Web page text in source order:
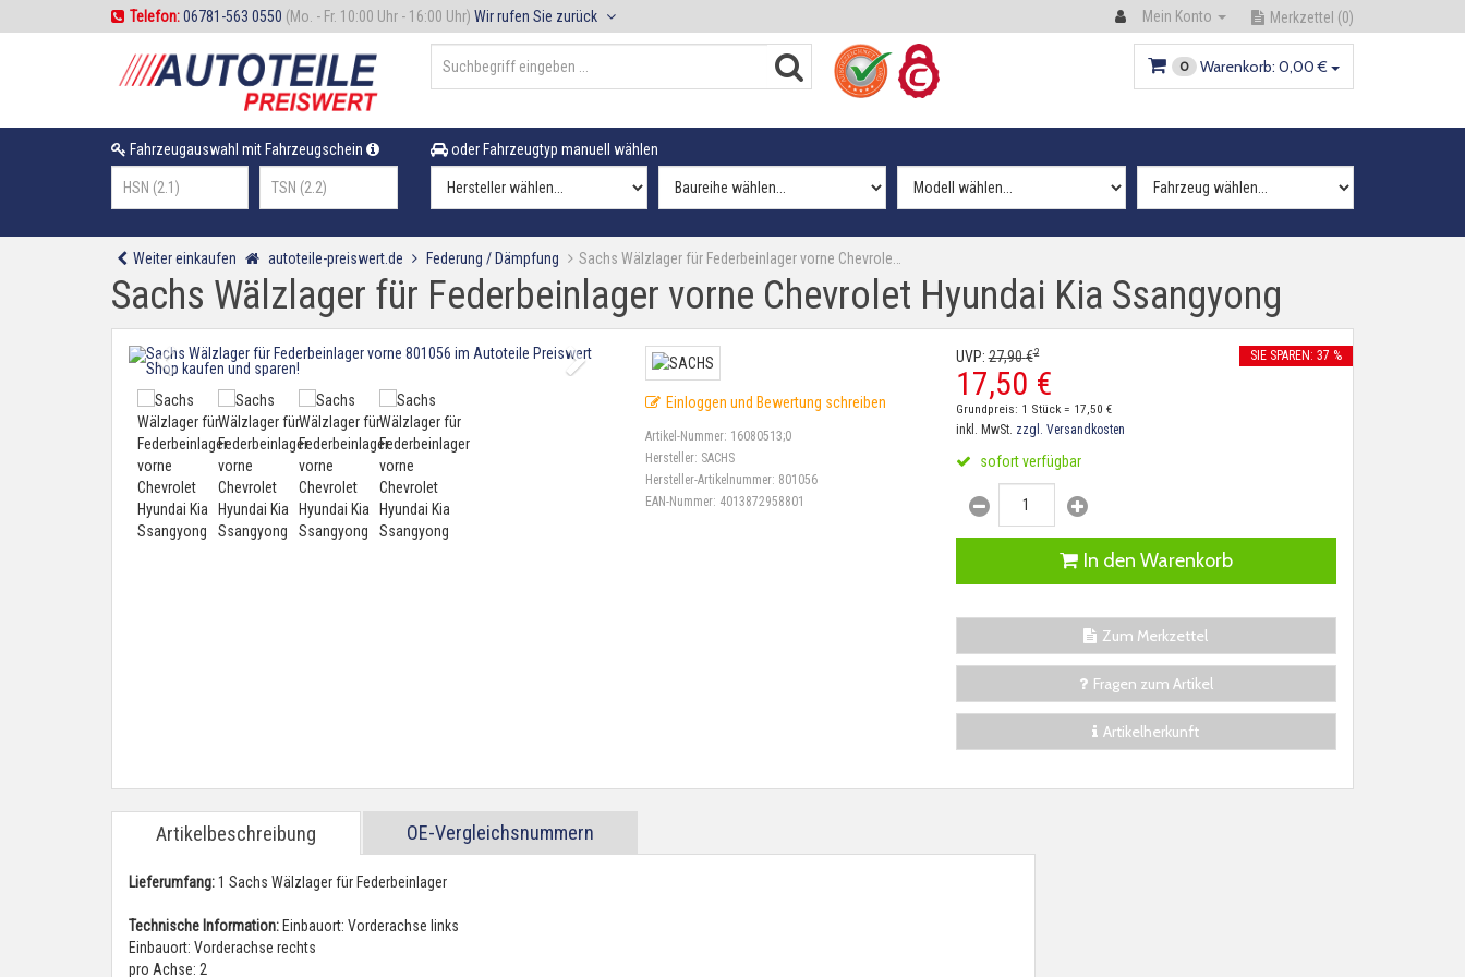
Telefon:06781-563 0550 (Mo. - Fr. 10:00 Uhr - 16:00 Uhr) Wir rufen Sie zurück Mein Konto Merkzettel (0)
0 Warenkorb: 0,00 €
Fahrzeugauswahl mit Fahrzeugschein oder Fahrzeugtyp manuell wählen
Weiter einkaufen autoteile-preiswert.de Federung / Dämpfung Sachs Wälzlager für Federbeinlager vorne Chevrole…
Sachs Wälzlager für Federbeinlager vorne Chevrolet Hyundai Kia Ssangyong
Einloggen und Bewertung schreiben
Artikel-Nummer: 16080513;0
Hersteller: SACHS
Hersteller-Artikelnummer: 801056
EAN-Nummer: 4013872958801
UVP:27,90€2
17,50 €
SIE SPAREN: 37 %
Grundpreis: 1 Stück = 17,50 €
inkl. MwSt. zzgl. Versandkosten
sofort verfügbar
In den Warenkorb
Zum Merkzettel
Fragen zum Artikel
Artikelherkunft
Artikelbeschreibung OE-Vergleichsnummern
Lieferumfang:1 Sachs Wälzlager für Federbeinlager
Technische Information: Einbauort: Vorderachse links
Einbauort: Vorderachse rechts
pro Achse: 2